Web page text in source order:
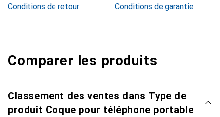
Conditions de retour
Conditions de garantie
Comparer les produits
Classement des ventes dans Type de
produit Coque pour téléphone portable